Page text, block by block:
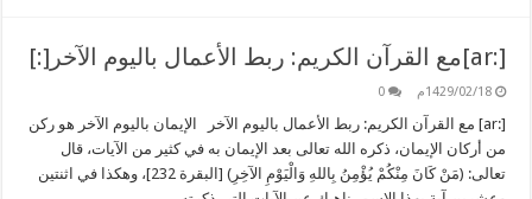
[:ar]مع القرآن الكريم: ربط الأعمال باليوم الآخر[:]
1429/02/18م 0
[:ar] مع القرآن الكريم: ربط الأعمال باليوم الآخر الإيمان باليوم الآخر هو ركن
من أركان الإيمان، ذكره الله تعالى بعد الإيمان به في كثير من الآيات، قال
تعالى: (مَنْ كَانَ مِنْكُمْ يُؤْمِنُ بِاللهِ وَالْيَوْمِ الآخِرِ) [البقرة 232]، وهكذا في اثنتين